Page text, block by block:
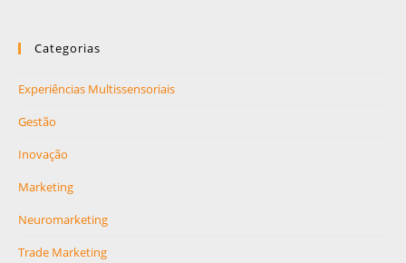
Categorias
Experiências Multissensoriais
Gestão
Inovação
Marketing
Neuromarketing
Trade Marketing